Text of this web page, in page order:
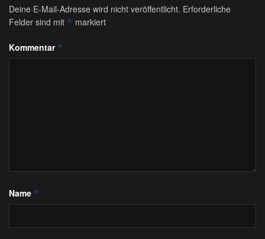
Deine E-Mail-Adresse wird nicht veröffentlicht. Erforderliche
Felder sind mit * markiert
Kommentar *
Name *